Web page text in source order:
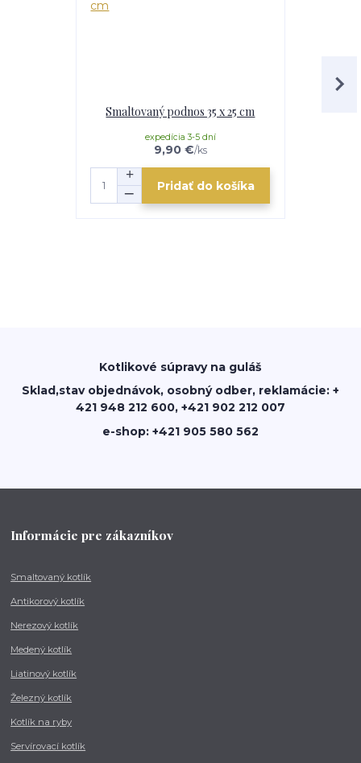
Smaltovaný podnos 35 x 25 cm
9,90 €/ks
expedícia 3-5 dní
Pridať do košíka
Kotlikové súpravy na guláš
Sklad,stav objednávok, osobný odber, reklamácie: +
421 948 212 600, +421 902 212 007
e-shop: +421 905 580 562
Informácie pre zákazníkov
Smaltovaný kotlík
Antikorový kotlík
Nerezový kotlík
Medený kotlík
Liatinový kotlík
Železný kotlík
Kotlík na ryby
Servírovací kotlík